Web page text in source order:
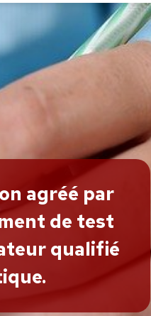
agréé par
de test
qualifié